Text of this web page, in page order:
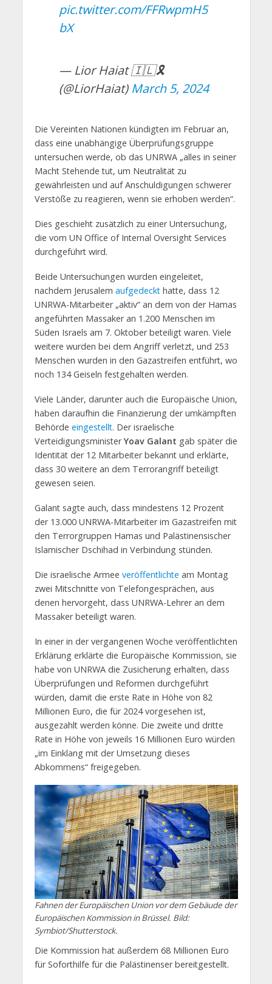
pic.twitter.com/FFRwpmH5
bX
— Lior Haiat 🇮🇱🎗️
(@LiorHaiat) March 5, 2024
Die Vereinten Nationen kündigten im Februar an,
dass eine unabhängige Überprüfungsgruppe
untersuchen werde, ob das UNRWA „alles in seiner
Macht Stehende tut, um Neutralität zu
gewährleisten und auf Anschuldigungen schwerer
Verstöße zu reagieren, wenn sie erhoben werden“.
Dies geschieht zusätzlich zu einer Untersuchung,
die vom UN Office of Internal Oversight Services
durchgeführt wird.
Beide Untersuchungen wurden eingeleitet,
nachdem Jerusalem aufgedeckthatte, dass 12
UNRWA-Mitarbeiter „aktiv“ an dem von der Hamas
angeführten Massaker an 1.200 Menschen im
Süden Israels am 7. Oktober beteiligt waren. Viele
weitere wurden bei dem Angriff verletzt, und 253
Menschen wurden in den Gazastreifen entführt, wo
noch 134 Geiseln festgehalten werden.
Viele Länder, darunter auch die Europäische Union,
haben daraufhin die Finanzierung der umkämpften
Behörde eingestellt. Der israelische
VerteidigungsministerYoav Galant gab später die
Identität der 12 Mitarbeiter bekannt und erklärte,
dass 30 weitere an dem Terrorangriff beteiligt
gewesen seien.
Galant sagte auch, dass mindestens 12 Prozent
der 13.000 UNRWA-Mitarbeiter im Gazastreifen mit
den Terrorgruppen Hamas und Palästinensischer
Islamischer Dschihad in Verbindung stünden.
Die israelische Armee veröffentlichte am Montag
zwei Mitschnitte von Telefongesprächen, aus
denen hervorgeht, dass UNRWA-Lehrer an dem
Massaker beteiligt waren.
In einer in der vergangenen Woche veröffentlichten
Erklärung erklärte die Europäische Kommission, sie
habe von UNRWA die Zusicherung erhalten, dass
Überprüfungen und Reformen durchgeführt
würden, damit die erste Rate in Höhe von 82
Millionen Euro, die für 2024 vorgesehen ist,
ausgezahlt werden könne. Die zweite und dritte
Rate in Höhe von jeweils 16 Millionen Euro würden
„im Einklang mit der Umsetzung dieses
Abkommens“ freigegeben.
Fahnen der Europäischen Union vor dem Gebäude der
Europäischen Kommission in Brüssel. Bild:
Symbiot/Shutterstock.
Die Kommission hat außerdem 68 Millionen Euro
für Soforthilfe für die Palästinenser bereitgestellt.